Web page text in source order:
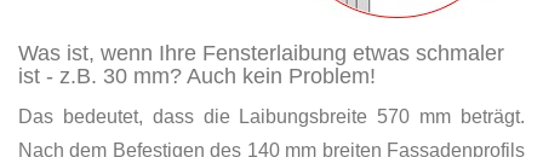
Was ist, wenn Ihre Fensterlaibung etwas schmaler
ist - z.B. 30 mm? Auch kein Problem!
Das bedeutet, dass die Laibungsbreite 570 mm beträgt.
Nach dem Befestigen des 140 mm breiten Fassadenprofils